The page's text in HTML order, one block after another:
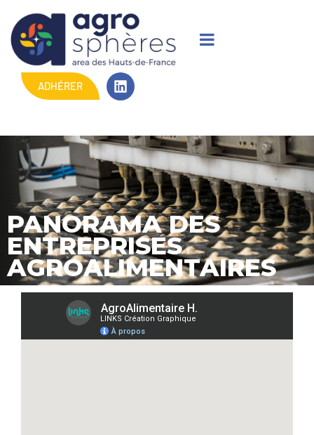
ADHÉRER
PANORAMA DES
ENTREPRISES
AGROALIMENTAIRES